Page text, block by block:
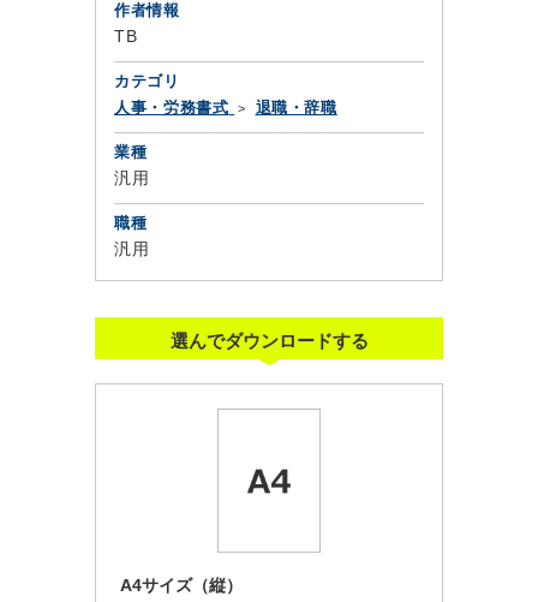
作者情報
TB
カテゴリ
人事・労務書式
退職・辞職
業種
汎用
職種
汎用
選んでダウンロードする
A4サイズ（縦）